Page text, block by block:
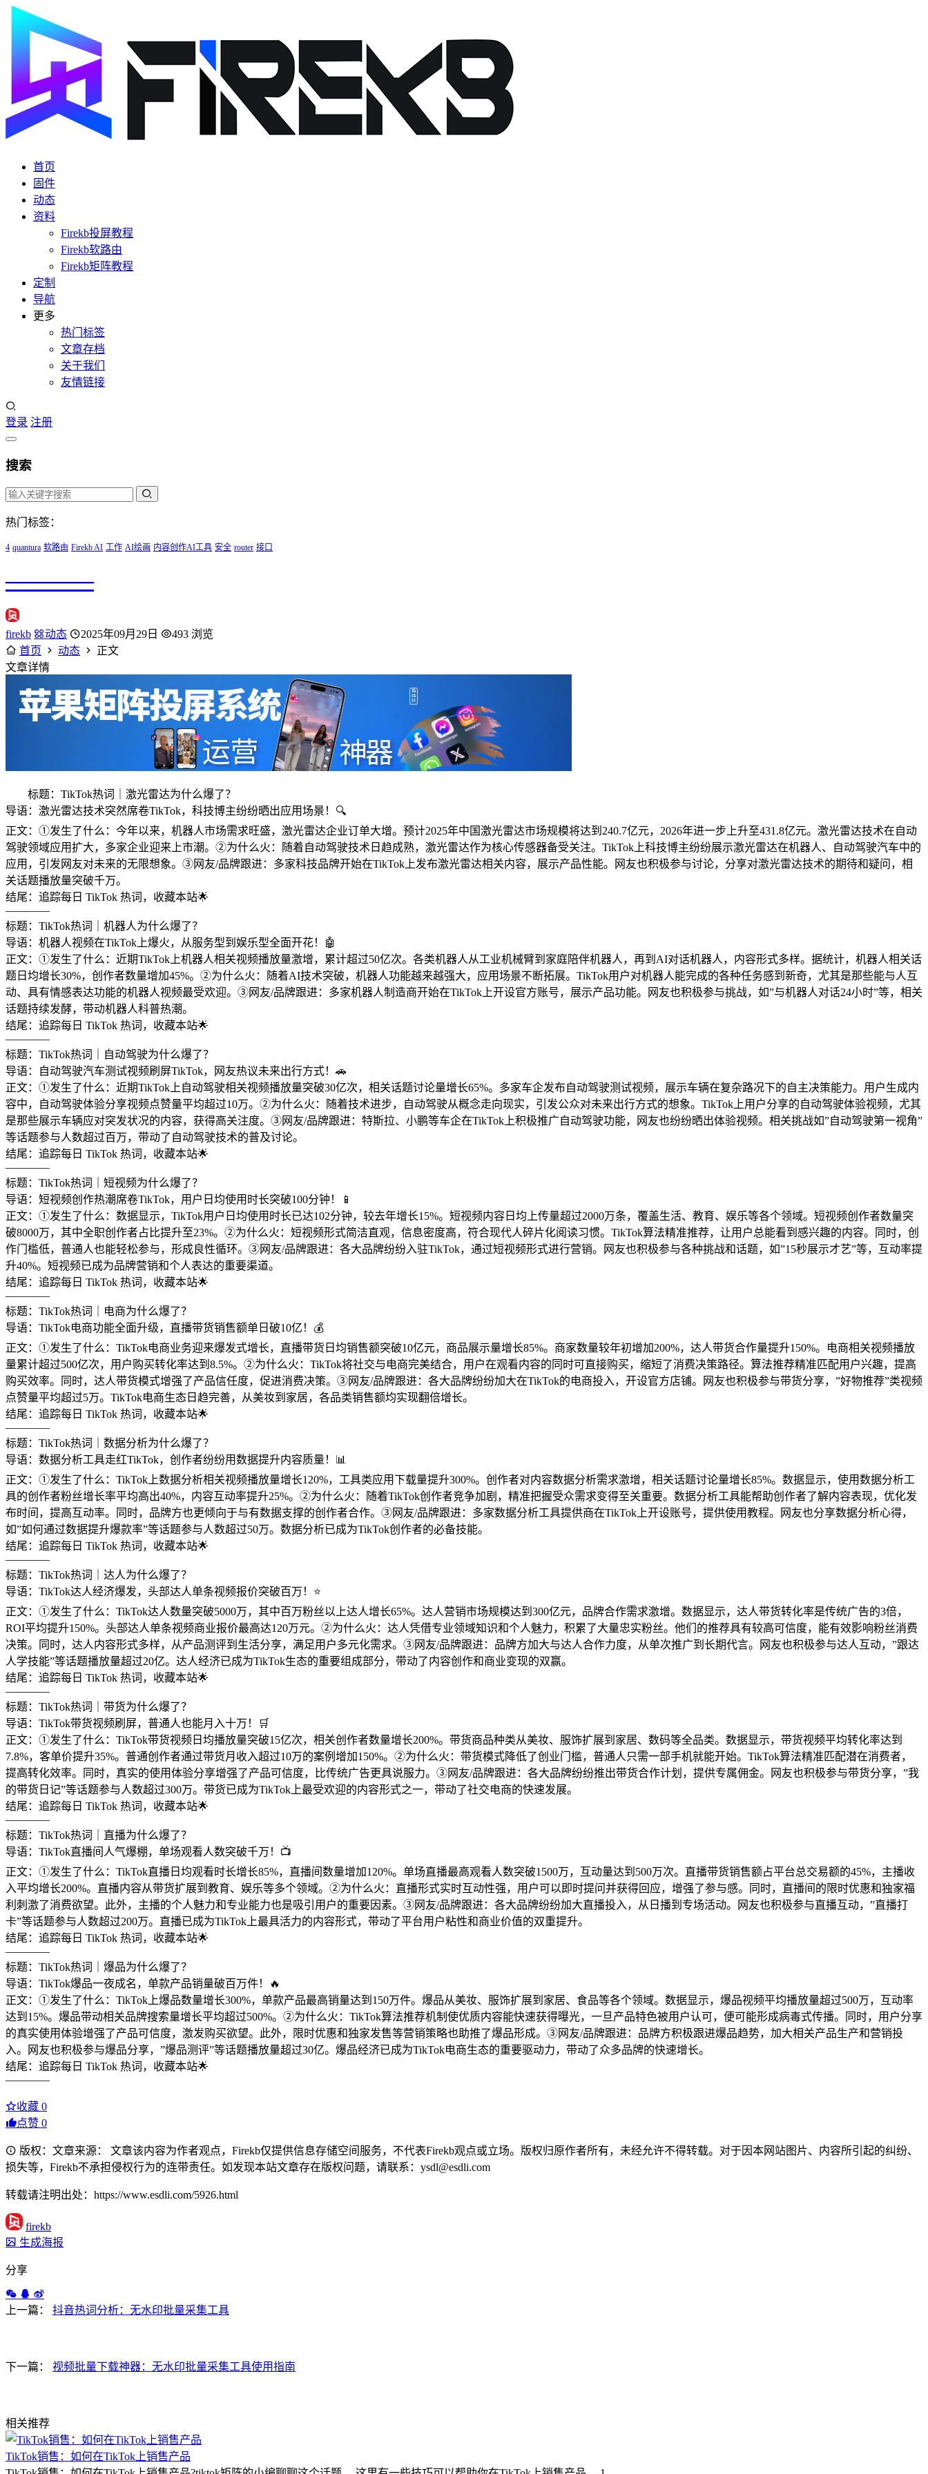
首页
固件
动态
资料
Firekb投屏教程
Firekb软路由
Firekb矩阵教程
定制
导航
更多
热门标签
文章存档
关于我们
友情链接
登录 注册
搜索
热门标签：
4 quantura 软路由 Firekb AI 工作 AI绘画 内容创作AI工具 安全 router 接口
————
firekb 动态 2025年09月29日
493 浏览
首页
动态
正文
文章详情
标题：TikTok热词｜激光雷达为什么爆了？
导语：激光雷达技术突然席卷TikTok，科技博主纷纷晒出应用场景！🔍
正文：①发生了什么：今年以来，机器人市场需求旺盛，激光雷达企业订单大增。预计2025年中国激光雷达市场规模将达到240.7亿元，2026年进一步上升至431.8亿元。激光雷达技术在自动
驾驶领域应用扩大，多家企业迎来上市潮。②为什么火：随着自动驾驶技术日趋成熟，激光雷达作为核心传感器备受关注。TikTok上科技博主纷纷展示激光雷达在机器人、自动驾驶汽车中的
应用，引发网友对未来的无限想象。③网友/品牌跟进：多家科技品牌开始在TikTok上发布激光雷达相关内容，展示产品性能。网友也积极参与讨论，分享对激光雷达技术的期待和疑问，相
关话题播放量突破千万。
结尾：追踪每日 TikTok 热词，收藏本站🌟
————
标题：TikTok热词｜机器人为什么爆了？
导语：机器人视频在TikTok上爆火，从服务型到娱乐型全面开花！🤖
正文：①发生了什么：近期TikTok上机器人相关视频播放量激增，累计超过50亿次。各类机器人从工业机械臂到家庭陪伴机器人，再到AI对话机器人，内容形式多样。据统计，机器人相关话
题日均增长30%，创作者数量增加45%。②为什么火：随着AI技术突破，机器人功能越来越强大，应用场景不断拓展。TikTok用户对机器人能完成的各种任务感到新奇，尤其是那些能与人互
动、具有情感表达功能的机器人视频最受欢迎。③网友/品牌跟进：多家机器人制造商开始在TikTok上开设官方账号，展示产品功能。网友也积极参与挑战，如”与机器人对话24小时”等，相关
话题持续发酵，带动机器人科普热潮。
结尾：追踪每日 TikTok 热词，收藏本站🌟
————
标题：TikTok热词｜自动驾驶为什么爆了？
导语：自动驾驶汽车测试视频刷屏TikTok，网友热议未来出行方式！🚗
正文：①发生了什么：近期TikTok上自动驾驶相关视频播放量突破30亿次，相关话题讨论量增长65%。多家车企发布自动驾驶测试视频，展示车辆在复杂路况下的自主决策能力。用户生成内
容中，自动驾驶体验分享视频点赞量平均超过10万。②为什么火：随着技术进步，自动驾驶从概念走向现实，引发公众对未来出行方式的想象。TikTok上用户分享的自动驾驶体验视频，尤其
是那些展示车辆应对突发状况的内容，获得高关注度。③网友/品牌跟进：特斯拉、小鹏等车企在TikTok上积极推广自动驾驶功能，网友也纷纷晒出体验视频。相关挑战如”自动驾驶第一视角”
等话题参与人数超过百万，带动了自动驾驶技术的普及讨论。
结尾：追踪每日 TikTok 热词，收藏本站🌟
————
标题：TikTok热词｜短视频为什么爆了？
导语：短视频创作热潮席卷TikTok，用户日均使用时长突破100分钟！📱
正文：①发生了什么：数据显示，TikTok用户日均使用时长已达102分钟，较去年增长15%。短视频内容日均上传量超过2000万条，覆盖生活、教育、娱乐等各个领域。短视频创作者数量突
破8000万，其中全职创作者占比提升至23%。②为什么火：短视频形式简洁直观，信息密度高，符合现代人碎片化阅读习惯。TikTok算法精准推荐，让用户总能看到感兴趣的内容。同时，创
作门槛低，普通人也能轻松参与，形成良性循环。③网友/品牌跟进：各大品牌纷纷入驻TikTok，通过短视频形式进行营销。网友也积极参与各种挑战和话题，如”15秒展示才艺”等，互动率提
升40%。短视频已成为品牌营销和个人表达的重要渠道。
结尾：追踪每日 TikTok 热词，收藏本站🌟
————
标题：TikTok热词｜电商为什么爆了？
导语：TikTok电商功能全面升级，直播带货销售额单日破10亿！💰
正文：①发生了什么：TikTok电商业务迎来爆发式增长，直播带货日均销售额突破10亿元，商品展示量增长85%。商家数量较年初增加200%，达人带货合作量提升150%。电商相关视频播放
量累计超过500亿次，用户购买转化率达到8.5%。②为什么火：TikTok将社交与电商完美结合，用户在观看内容的同时可直接购买，缩短了消费决策路径。算法推荐精准匹配用户兴趣，提高
购买效率。同时，达人带货模式增强了产品信任度，促进消费决策。③网友/品牌跟进：各大品牌纷纷加大在TikTok的电商投入，开设官方店铺。网友也积极参与带货分享，”好物推荐”类视频
点赞量平均超过5万。TikTok电商生态日趋完善，从美妆到家居，各品类销售额均实现翻倍增长。
结尾：追踪每日 TikTok 热词，收藏本站🌟
————
标题：TikTok热词｜数据分析为什么爆了？
导语：数据分析工具走红TikTok，创作者纷纷用数据提升内容质量！📊
正文：①发生了什么：TikTok上数据分析相关视频播放量增长120%，工具类应用下载量提升300%。创作者对内容数据分析需求激增，相关话题讨论量增长85%。数据显示，使用数据分析工
具的创作者粉丝增长率平均高出40%，内容互动率提升25%。②为什么火：随着TikTok创作者竞争加剧，精准把握受众需求变得至关重要。数据分析工具能帮助创作者了解内容表现，优化发
布时间，提高互动率。同时，品牌方也更倾向于与有数据支撑的创作者合作。③网友/品牌跟进：多家数据分析工具提供商在TikTok上开设账号，提供使用教程。网友也分享数据分析心得，
如”如何通过数据提升爆款率”等话题参与人数超过50万。数据分析已成为TikTok创作者的必备技能。
结尾：追踪每日 TikTok 热词，收藏本站🌟
————
标题：TikTok热词｜达人为什么爆了？
导语：TikTok达人经济爆发，头部达人单条视频报价突破百万！⭐
正文：①发生了什么：TikTok达人数量突破5000万，其中百万粉丝以上达人增长65%。达人营销市场规模达到300亿元，品牌合作需求激增。数据显示，达人带货转化率是传统广告的3倍，
ROI平均提升150%。头部达人单条视频商业报价最高达120万元。②为什么火：达人凭借专业领域知识和个人魅力，积累了大量忠实粉丝。他们的推荐具有较高可信度，能有效影响粉丝消费
决策。同时，达人内容形式多样，从产品测评到生活分享，满足用户多元化需求。③网友/品牌跟进：品牌方加大与达人合作力度，从单次推广到长期代言。网友也积极参与达人互动，”跟达
人学技能”等话题播放量超过20亿。达人经济已成为TikTok生态的重要组成部分，带动了内容创作和商业变现的双赢。
结尾：追踪每日 TikTok 热词，收藏本站🌟
————
标题：TikTok热词｜带货为什么爆了？
导语：TikTok带货视频刷屏，普通人也能月入十万！🛒
正文：①发生了什么：TikTok带货视频日均播放量突破15亿次，相关创作者数量增长200%。带货商品种类从美妆、服饰扩展到家居、数码等全品类。数据显示，带货视频平均转化率达到
7.8%，客单价提升35%。普通创作者通过带货月收入超过10万的案例增加150%。②为什么火：带货模式降低了创业门槛，普通人只需一部手机就能开始。TikTok算法精准匹配潜在消费者，
提高转化效率。同时，真实的使用体验分享增强了产品可信度，比传统广告更具说服力。③网友/品牌跟进：各大品牌纷纷推出带货合作计划，提供专属佣金。网友也积极参与带货分享，”我
的带货日记”等话题参与人数超过300万。带货已成为TikTok上最受欢迎的内容形式之一，带动了社交电商的快速发展。
结尾：追踪每日 TikTok 热词，收藏本站🌟
————
标题：TikTok热词｜直播为什么爆了？
导语：TikTok直播间人气爆棚，单场观看人数突破千万！📺
正文：①发生了什么：TikTok直播日均观看时长增长85%，直播间数量增加120%。单场直播最高观看人数突破1500万，互动量达到500万次。直播带货销售额占平台总交易额的45%，主播收
入平均增长200%。直播内容从带货扩展到教育、娱乐等多个领域。②为什么火：直播形式实时互动性强，用户可以即时提问并获得回应，增强了参与感。同时，直播间的限时优惠和独家福
利刺激了消费欲望。此外，主播的个人魅力和专业能力也是吸引用户的重要因素。③网友/品牌跟进：各大品牌纷纷加大直播投入，从日播到专场活动。网友也积极参与直播互动，”直播打
卡”等话题参与人数超过200万。直播已成为TikTok上最具活力的内容形式，带动了平台用户粘性和商业价值的双重提升。
结尾：追踪每日 TikTok 热词，收藏本站🌟
————
标题：TikTok热词｜爆品为什么爆了？
导语：TikTok爆品一夜成名，单款产品销量破百万件！🔥
正文：①发生了什么：TikTok上爆品数量增长300%，单款产品最高销量达到150万件。爆品从美妆、服饰扩展到家居、食品等各个领域。数据显示，爆品视频平均播放量超过500万，互动率
达到15%。爆品带动相关品牌搜索量增长平均超过500%。②为什么火：TikTok算法推荐机制使优质内容能快速获得曝光，一旦产品特色被用户认可，便可能形成病毒式传播。同时，用户分享
的真实使用体验增强了产品可信度，激发购买欲望。此外，限时优惠和独家发售等营销策略也助推了爆品形成。③网友/品牌跟进：品牌方积极跟进爆品趋势，加大相关产品生产和营销投
入。网友也积极参与爆品分享，”爆品测评”等话题播放量超过30亿。爆品经济已成为TikTok电商生态的重要驱动力，带动了众多品牌的快速增长。
结尾：追踪每日 TikTok 热词，收藏本站🌟
————
收藏 0
点赞 0
版权：文章来源： 文章该内容为作者观点，Firekb仅提供信息存储空间服务，不代表Firekb观点或立场。版权归原作者所有，未经允许不得转载。对于因本网站图片、内容所引起的纠纷、
损失等，Firekb不承担侵权行为的连带责任。如发现本站文章存在版权问题，请联系：ysdl@esdli.com
转载请注明出处：https://www.esdli.com/5926.html
firekb
生成海报
分享
上一篇： 抖音热词分析：无水印批量采集工具
下一篇： 视频批量下载神器：无水印批量采集工具使用指南
相关推荐
TikTok销售：如何在TikTok上销售产品